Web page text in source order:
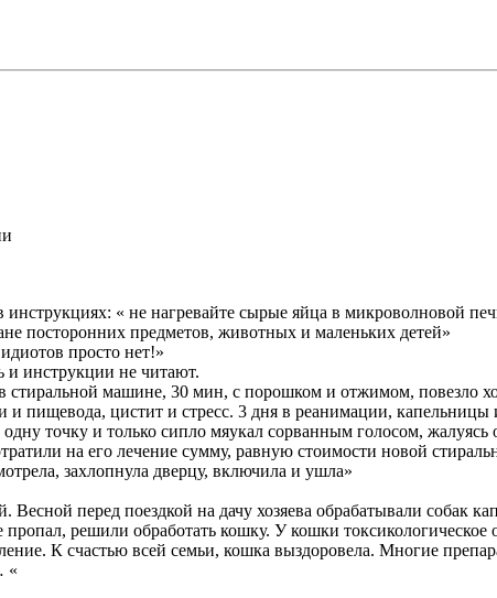
инструкциях: « не нагревайте сырые яйца в микроволновой
посторонних предметов, животных и маленьких детей»
просто нет!»
и инструкции не читают.
стиральной машине, 30 мин, с порошком и отжимом, повезло
и пищевода, цистит и стресс. 3 дня в реанимации,
точку и только сипло мяукал сорванным голосом,
на его лечение сумму, равную стоимости новой
захлопнула дверцу, включила и ушла»
перед поездкой на дачу хозяева обрабатывали собак
пропал, решили обработать кошку. У кошки
К счастью всей семьи, кошка выздоровела. Многие
«